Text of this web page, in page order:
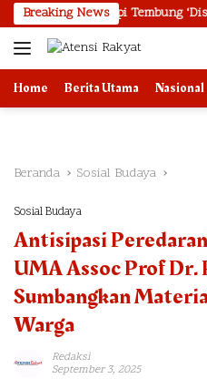
Langsung
ke
konten
Breaking News
Kereta Api Tembung ‘Disikat’
Home Berita Utama Nasional
Beranda Sosial Budaya
Sosial Budaya
Antisipasi
UMA Assoc Prof Dr.
Sumbangkan
Warga
Redaksi
September 3, 2025